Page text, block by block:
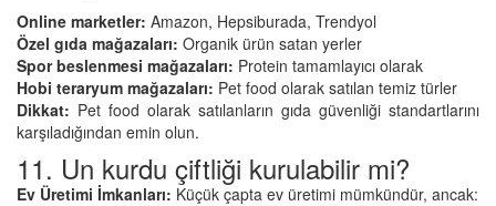
Online marketler: Amazon, Hepsiburada, Trendyol
Özel gıda mağazaları: Organik ürün satan yerler
Spor beslenmesi mağazaları: Protein tamamlayıcı olarak
Hobi teraryum mağazaları: Pet food olarak satılan temiz türler
Dikkat: Pet food olarak satılanların gıda güvenliği standartlarını
karşıladığından emin olun.
11. Un kurdu çiftliği kurulabilir mi?
Ev Üretimi İmkanları: Küçük çapta ev üretimi mümkündür, ancak: